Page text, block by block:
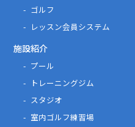
ゴルフ
レッスン会員システム
施設紹介
プール
トレーニングジム
スタジオ
室内ゴルフ練習場